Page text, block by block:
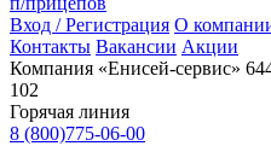
Вход / Регистрация О
Контакты Вакансии Акции
Компания «Енисей-сервис»
102
Горячая линия
8 (800)775-06-00